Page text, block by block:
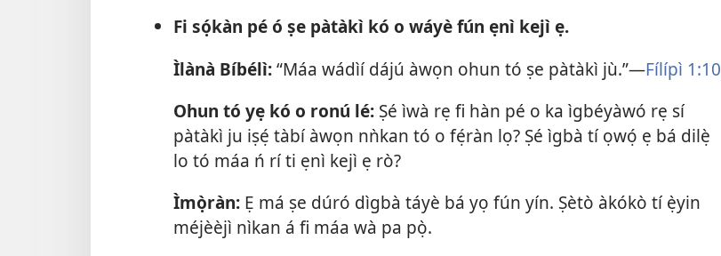
Fi sọ́kàn pé ó ṣe pàtàkì kó o wáyè fún ẹnì kejì ẹ.
Ìlànà Bíbélì:“Máa wádìí dájú àwọn ohun tó ṣe pàtàkì jù.”—Fílípì 1:10
Ohun tó yẹ kó o ronú lé:Ṣé ìwà rẹ fi hàn pé o ka ìgbéyàwó rẹ sí
pàtàkì ju iṣẹ́ tàbí àwọn nǹkan tó o fẹ́ràn lọ? Ṣé ìgbà tí ọwọ́ ẹ bá dilẹ̀
lo tó máa ń rí ti ẹnì kejì ẹ rò?
Ìmọ̀ràn:Ẹ má ṣe dúró dìgbà táyè bá yọ fún yín. Ṣètò àkókò tí ẹ̀yin
méjèèjì nìkan á fi máa wà pa pọ̀.